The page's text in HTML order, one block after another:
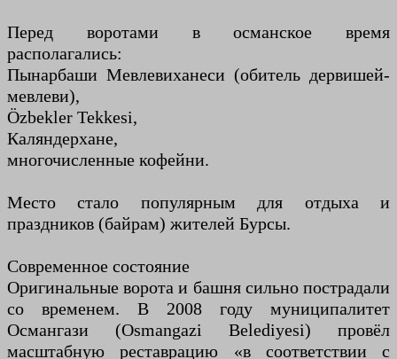
Перед воротами в османское время
располагались:
Пынарбаши Мевлевиханеси (обитель дервишей-
мевлеви),
Özbekler Tekkesi,
Каляндерхане,
многочисленные кофейни.
Место стало популярным для отдыха и
праздников (байрам) жителей Бурсы.
Современное состояние
Оригинальные ворота и башня сильно пострадали
со временем. В 2008 году муниципалитет
Османгази (Osmangazi Belediyesi) провёл
масштабную реставрацию «в соответствии с